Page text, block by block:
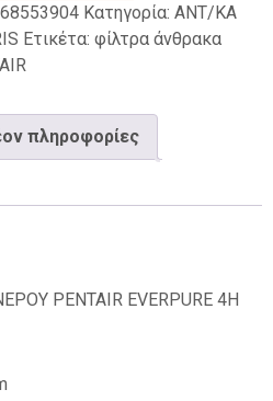
Κατηγορία: ΑΝΤ/ΚΑ
Ετικέτα: φίλτρα άνθρακα
πληροφορίες
PENTAIR EVERPURE 4H